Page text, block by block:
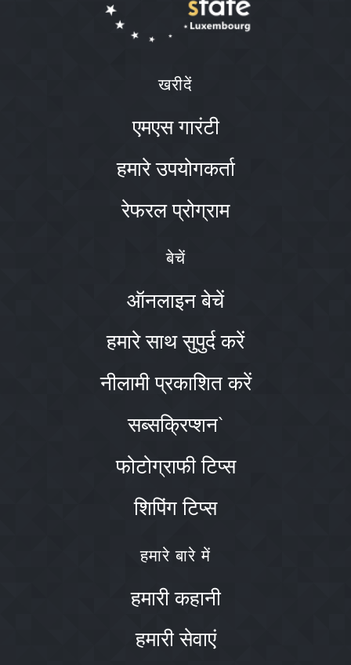
खरीदें
एमएस गारंटी
हमारे उपयोगकर्ता
रेफरल प्रोग्राम
बेचें
ऑनलाइन बेचें
हमारे साथ सुपुर्द करें
नीलामी प्रकाशित करें
सब्सक्रिप्शन`
फोटोग्राफी टिप्स
शिपिंग टिप्स
हमारे बारे में
हमारी कहानी
हमारी सेवाएं